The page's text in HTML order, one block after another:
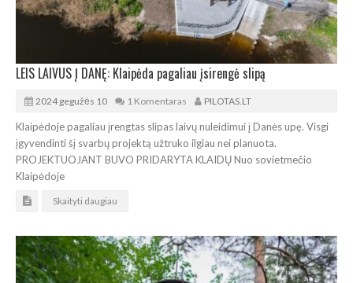
LEIS LAIVUS Į DANĘ: Klaipėda pagaliau įsirengė slipą
2024 gegužės 10 1 Komentaras PILOTAS.LT
Klaipėdoje pagaliau įrengtas slipas laivų nuleidimui į Danės upę. Visgi
įgyvendinti šį svarbų projektą užtruko ilgiau nei planuota.
PROJEKTUOJANT BUVO PRIDARYTA KLAIDŲ Nuo sovietmečio
Klaipėdoje
Skaityti daugiau